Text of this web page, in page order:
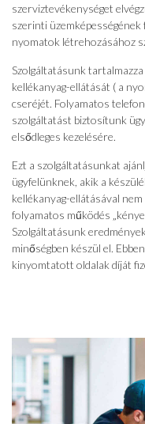
szerviztevékenységet
szerinti
nyomatok létrehozásához
Szolgáltatásunk
kellékanyag-ellátását ( a
cseréjét. Folyamatos
szolgáltatást biztosítunk
elsődleges kezelésére.
Ezt a szolgáltatásunkat
ügyfelünknek, akik a
kellékanyag-ellátásával
folyamatos működés
Szolgáltatásunk
minőségben készül el.
kinyomtatott oldalak díját